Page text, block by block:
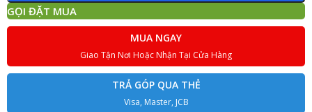
GỌI ĐẶT MUA
MUA NGAY
Giao Tận Nơi Hoặc Nhận Tại Cửa Hàng
TRẢ GÓP QUA THẺ
Visa, Master, JCB